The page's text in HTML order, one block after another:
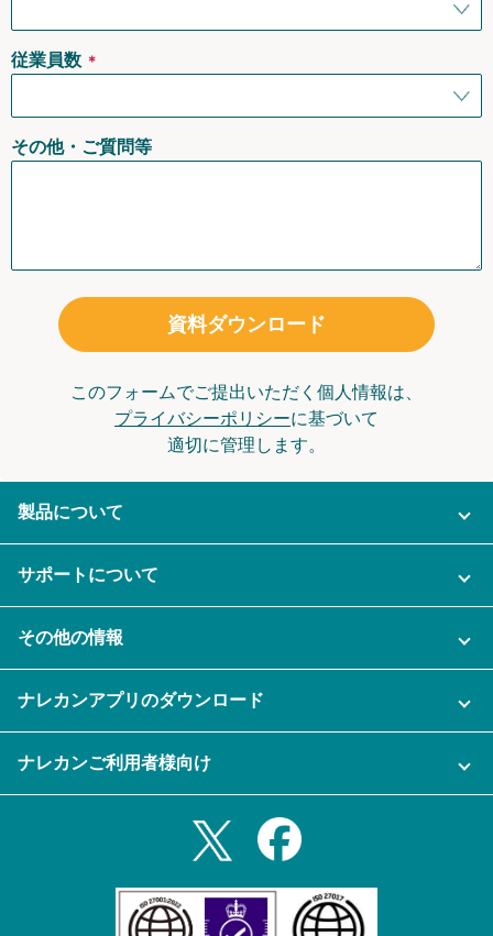
従業員数 ＊
その他・ご質問等
資料ダウンロード
このフォームでご提出いただく個人情報は、
プライバシーポリシーに基づいて
適切に管理します。
製品について
ご利用企業様の声
セキュリティ
資料をダウンロードする
メール自動転送機能
サポートについて
充実サポート
その他の情報
セミナー一覧
プライバシーポリシー
ナレカンアプリのダウンロード
Androidタブレットアプリ
ナレカンご利用者様向け